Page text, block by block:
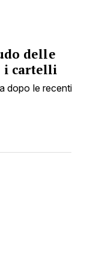
delle
i cartelli
dopo le recenti